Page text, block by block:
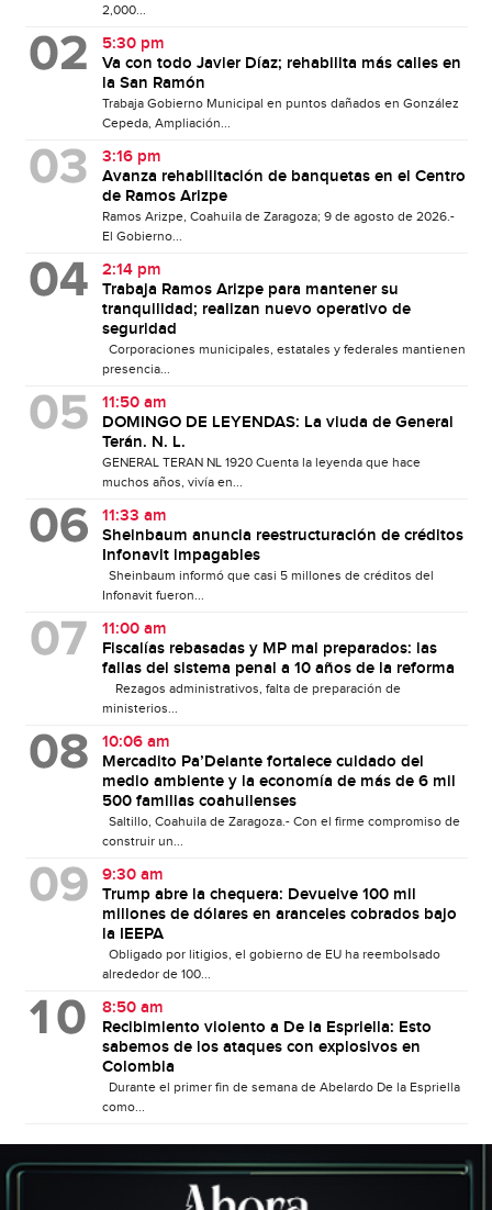
2,000...
5:30 pm
Va con todo Javier Díaz; rehabilita más calles en
la San Ramón
Trabaja Gobierno Municipal en puntos dañados en González
Cepeda, Ampliación...
3:16 pm
Avanza rehabilitación de banquetas en el Centro
de Ramos Arizpe
Ramos Arizpe, Coahuila de Zaragoza; 9 de agosto de 2026.-
El Gobierno...
2:14 pm
Trabaja Ramos Arizpe para mantener su
tranquilidad; realizan nuevo operativo de
seguridad
Corporaciones municipales, estatales y federales mantienen
presencia...
11:50 am
DOMINGO DE LEYENDAS: La viuda de General
Terán. N. L.
GENERAL TERAN NL 1920 Cuenta la leyenda que hace
muchos años, vivía en...
11:33 am
Sheinbaum anuncia reestructuración de créditos
Infonavit impagables
Sheinbaum informó que casi 5 millones de créditos del
Infonavit fueron...
11:00 am
Fiscalías rebasadas y MP mal preparados: las
fallas del sistema penal a 10 años de la reforma
Rezagos administrativos, falta de preparación de
ministerios...
10:06 am
Mercadito Pa’Delante fortalece cuidado del
medio ambiente y la economía de más de 6 mil
500 familias coahuilenses
Saltillo, Coahuila de Zaragoza.- Con el firme compromiso de
construir un...
9:30 am
Trump abre la chequera: Devuelve 100 mil
millones de dólares en aranceles cobrados bajo
la IEEPA
Obligado por litigios, el gobierno de EU ha reembolsado
alrededor de 100...
8:50 am
Recibimiento violento a De la Espriella: Esto
sabemos de los ataques con explosivos en
Colombia
Durante el primer fin de semana de Abelardo De la Espriella
como...